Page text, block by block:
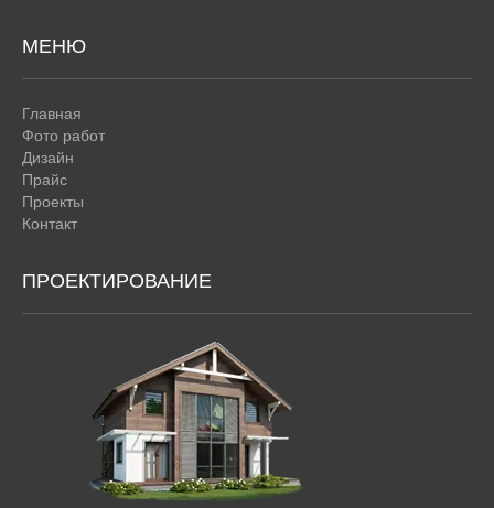
МЕНЮ
Главная
Фото работ
Дизайн
Прайс
Проекты
Контакт
ПРОЕКТИРОВАНИЕ